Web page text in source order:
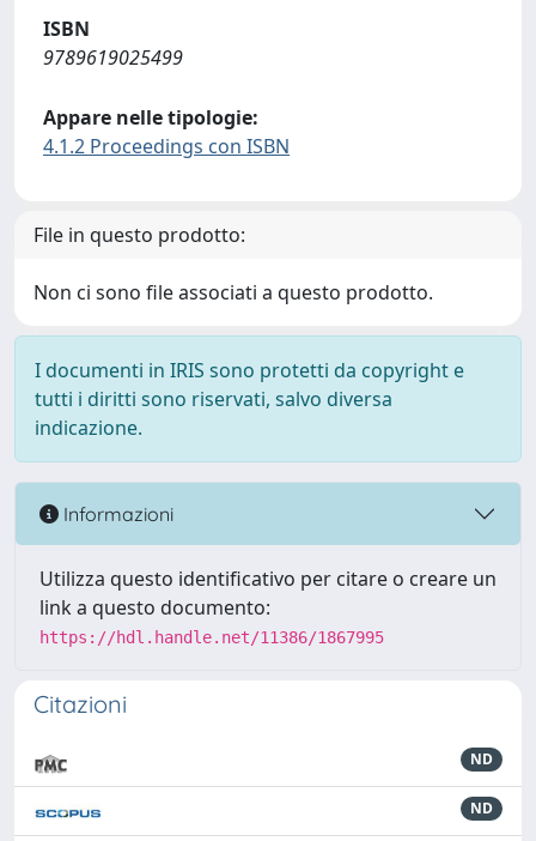
ISBN
9789619025499
Appare nelle tipologie:
4.1.2 Proceedings con ISBN
File in questo prodotto:
Non ci sono file associati a questo prodotto.
I documenti in IRIS sono protetti da copyright e
tutti i diritti sono riservati, salvo diversa
indicazione.
Informazioni
Utilizza questo identificativo per citare o creare un
link a questo documento:
https://hdl.handle.net/11386/1867995
Citazioni
ND
ND